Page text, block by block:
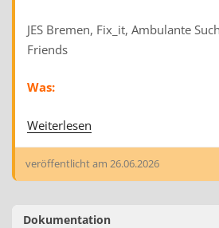
JES Bremen, Fix_it, Ambulante
Friends
Was:
Weiterlesen
veröffentlicht am 26.06.2026
Dokumentation